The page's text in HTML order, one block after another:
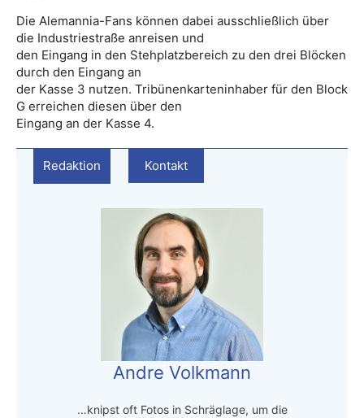
Die Alemannia-Fans können dabei ausschließlich über
die Industriestraße anreisen und
den Eingang in den Stehplatzbereich zu den drei Blöcken
durch den Eingang an
der Kasse 3 nutzen. Tribünenkarteninhaber für den Block
G erreichen diesen über den
Eingang an der Kasse 4.
Redaktion Kontakt
Andre Volkmann
…knipst oft Fotos in Schräglage, um die